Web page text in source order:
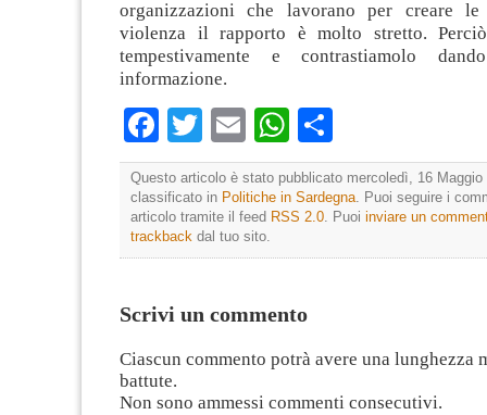
organizzazioni che lavorano per creare le
violenza il rapporto è molto stretto.
tempestivamente e contrastiamolo
informazione.
Facebook
TwitterEmailWhatsApp
Questo articolo è stato pubblicato mercoledì, 16 Maggio
classificato in Politiche in Sardegna. Puoi seguire i
articolo tramite il feed RSS 2.0. Puoi inviare un
trackback dal tuo sito.
Scrivi un commento
Ciascun commento potrà avere una lunghezza
battute.
Non sono ammessi commenti consecutivi.